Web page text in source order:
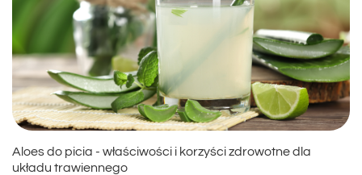
Aloes do picia - właściwości i korzyści zdrowotne dla
układu trawiennego